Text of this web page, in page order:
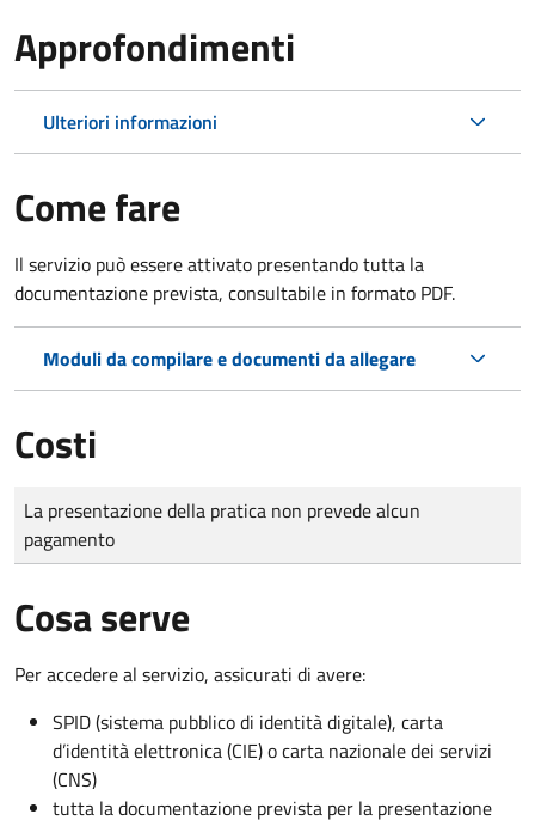
Approfondimenti
Ulteriori informazioni
Come fare
Il servizio può essere attivato presentando tutta la
documentazione prevista, consultabile in formato PDF.
Moduli da compilare e documenti da allegare
Costi
Tipo di pagamento
Importo
La presentazione della pratica non prevede alcun
pagamento
Cosa serve
Per accedere al servizio, assicurati di avere:
SPID (sistema pubblico di identità digitale), carta
d’identità elettronica (CIE) o carta nazionale dei servizi
(CNS)
tutta la documentazione prevista per la presentazione